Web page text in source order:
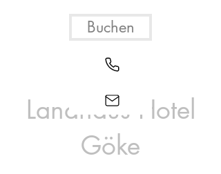
Landhaus Hotel
Göke
Buchen